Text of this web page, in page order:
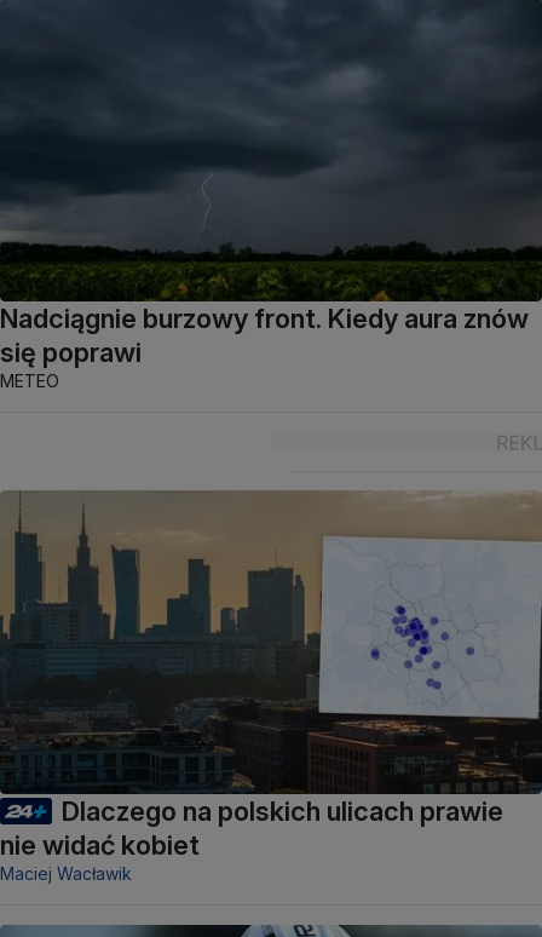
Nadciągnie burzowy front. Kiedy aura znów
się poprawi
METEO
Dlaczego na polskich ulicach prawie
nie widać kobiet
Maciej Wacławik